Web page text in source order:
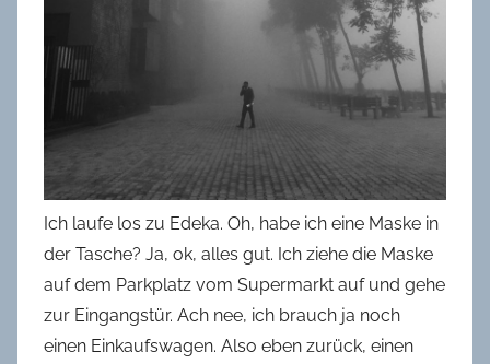
Ich laufe los zu Edeka. Oh, habe ich eine Maske in
der Tasche? Ja, ok, alles gut. Ich ziehe die Maske
auf dem Parkplatz vom Supermarkt auf und gehe
zur Eingangstür. Ach nee, ich brauch ja noch
einen Einkaufswagen. Also eben zurück, einen